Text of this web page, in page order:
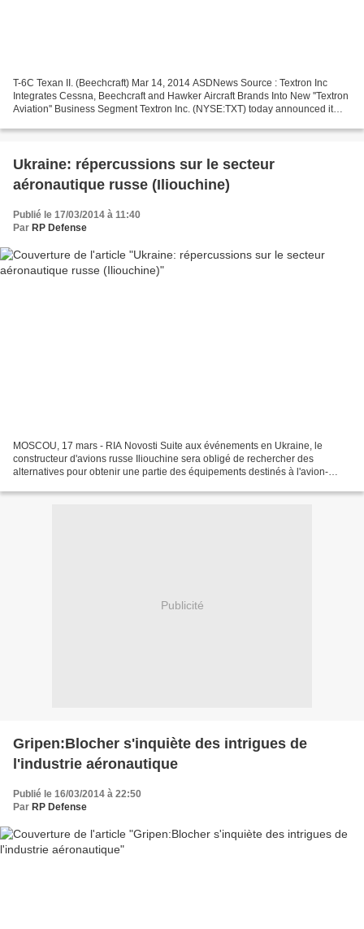
T-6C Texan II. (Beechcraft) Mar 14, 2014 ASDNews Source : Textron Inc
Integrates Cessna, Beechcraft and Hawker Aircraft Brands Into New ''Textron
Aviation'' Business Segment Textron Inc. (NYSE:TXT) today announced it
Ukraine: répercussions sur le secteur
aéronautique russe (Iliouchine)
Publié le 17/03/2014 à 11:40
Par RP Defense
MOSCOU, 17 mars - RIA Novosti Suite aux événements en Ukraine, le
constructeur d'avions russe Iliouchine sera obligé de rechercher des
alternatives pour obtenir une partie des équipements destinés à l'avion-
Publicité
Gripen:Blocher s'inquiète des intrigues de
l'industrie aéronautique
Publié le 16/03/2014 à 22:50
Par RP Defense